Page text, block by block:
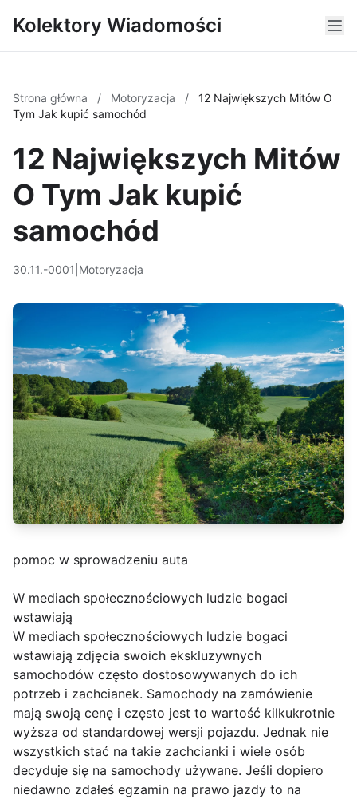
Kolektory Wiadomości
Strona główna / Motoryzacja /
12 Największych Mitów O
Tym Jak kupić samochód
12 Największych Mitów
O Tym Jak kupić
samochód
30.11.-0001 Motoryzacja
pomoc w sprowadzeniu auta
W mediach społecznościowych ludzie bogaci
wstawiają
W mediach społecznościowych ludzie bogaci
wstawiają zdjęcia swoich ekskluzywnych
samochodów często dostosowywanych do ich
potrzeb i zachcianek. Samochody na zamówienie
mają swoją cenę i często jest to wartość kilkukrotnie
wyższa od standardowej wersji pojazdu. Jednak nie
wszystkich stać na takie zachcianki i wiele osób
decyduje się na samochody używane. Jeśli dopiero
niedawno zdałeś egzamin na prawo jazdy to na